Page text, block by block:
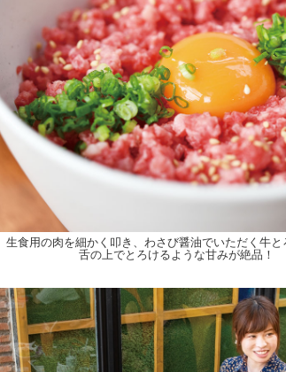
生食用の肉を細かく叩き、わさび醤油でいただく牛と
舌の上でとろけるような甘みが絶品！